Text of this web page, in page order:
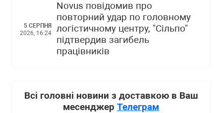
5 СЕРПНЯ
2026, 16:24
Novus повідомив про
повторний удар по головному
логістичному центру, "Сільпо"
підтвердив загибель
працівників
Всі головні новини з доставкою в Ваш
месенджер Телеграм